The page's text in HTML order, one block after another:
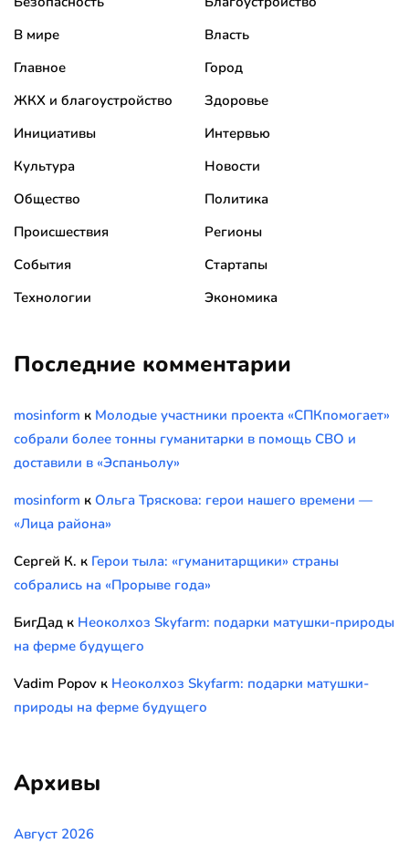
В мире
Власть
Главное
Город
ЖКХ и благоустройство
Здоровье
Инициативы
Интервью
Культура
Новости
Общество
Политика
Происшествия
Регионы
События
Стартапы
Технологии
Экономика
Последние комментарии
mosinform к Молодые участники проекта «СПКпомогает»
собрали более тонны гуманитарки в помощь СВО и
доставили в «Эспаньолу»
mosinform к Ольга Тряскова: герои нашего времени —
«Лица района»
Сергей К. к Герои тыла: «гуманитарщики» страны
собрались на «Прорыве года»
БигДад к Неоколхоз Skyfarm: подарки матушки-природы
на ферме будущего
Vadim Popov к Неоколхоз Skyfarm: подарки матушки-
природы на ферме будущего
Архивы
Август 2026